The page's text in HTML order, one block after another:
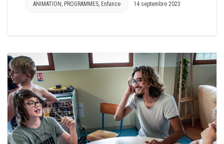
ANIMATION , PROGRAMMES, Enfance 14 septembre 2023